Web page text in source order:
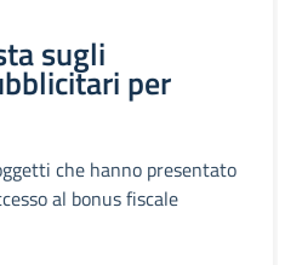
sugli
per
che hanno presentato
al bonus fiscale